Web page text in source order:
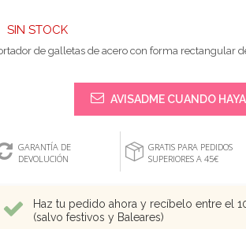
SIN STOCK
de galletas de acero con forma rectangular
AVISADME CUANDO
GARANTÍA DE
DEVOLUCIÓN
GRATIS PARA PEDIDOS
SUPERIORES A 45€
Haz tu pedido ahora y recíbelo entre el
(salvo festivos y Baleares)